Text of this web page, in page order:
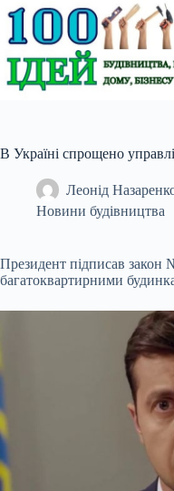
Перейти
до
вмісту
В Україні спрощено
Леонід
Новини будівництва
Президент підписав
багатоквартирними